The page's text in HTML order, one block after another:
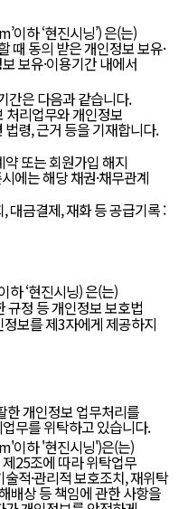
이하‘현진시닝’) 은(는)
때 동의 받은 개인정보 보유·
보유·이용기간 내에서
간은 다음과 같습니다.
리업무와 개인정보
령, 근거 등을 기재합니다.
또는 회원가입 해지
에는 해당 채권·채무관계
대금결제, 재화 등 공급기록 :
하‘현진시닝) 은(는)
규정 등 개인정보 보호법
보를 제3자에게 제공하지
개인정보 업무처리를
무를 위탁하고 있습니다.
'이하 '현진시닝')은(는)
25조에 따라 위탁업무
적·관리적 보호조치, 재위탁
배상 등 책임에 관한 사항을